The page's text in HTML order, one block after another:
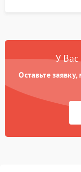
У Вас
Оставьте